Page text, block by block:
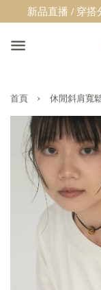
新品直播 / 穿搭
首頁 › 休閒斜肩寬